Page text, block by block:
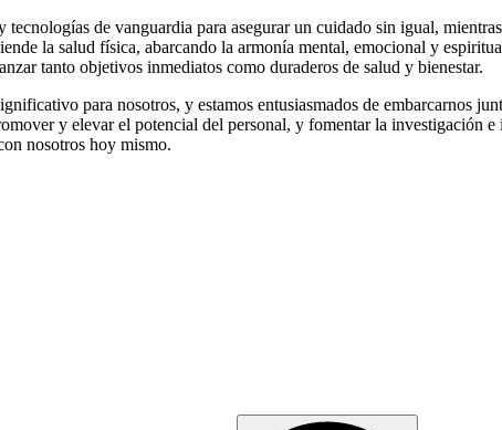
de vanguardia para asegurar un cuidado sin igual,
la salud física, abarcando la armonía mental, emocional y
tanto objetivos inmediatos como duraderos de salud y bienestar.
para nosotros, y estamos entusiasmados de embarcarnos
y elevar el potencial del personal, y fomentar la investigación
nosotros hoy mismo.